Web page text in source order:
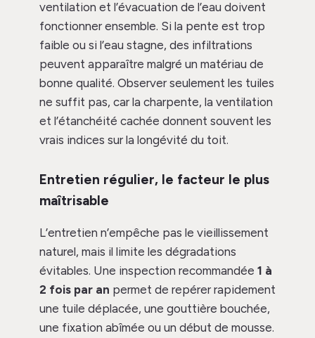
ventilation et l’évacuation de l’eau doivent
fonctionner ensemble. Si la pente est trop
faible ou si l’eau stagne, des infiltrations
peuvent apparaître malgré un matériau de
bonne qualité. Observer seulement les tuiles
ne suffit pas, car la charpente, la ventilation
et l’étanchéité cachée donnent souvent les
vrais indices sur la longévité du toit.
Entretien régulier, le facteur le plus
maîtrisable
L’entretien n’empêche pas le vieillissement
naturel, mais il limite les dégradations
évitables. Une inspection recommandée 1 à
2 fois par an permet de repérer rapidement
une tuile déplacée, une gouttière bouchée,
une fixation abîmée ou un début de mousse.